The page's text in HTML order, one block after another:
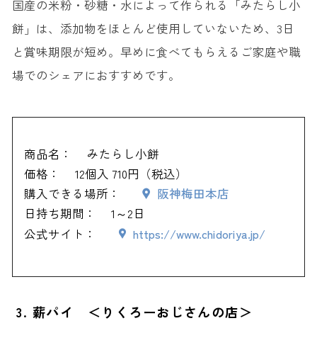
国産の米粉・砂糖・水によって作られる「みたらし小
餅」は、添加物をほとんど使用していないため、3日
と賞味期限が短め。早めに食べてもらえるご家庭や職
場でのシェアにおすすめです。
商品名：
みたらし小餅
価格：
12個入 710円（税込）
購入できる場所：
阪神梅田本店
日持ち期間：
1～2日
公式サイト：
https://www.chidoriya.jp/
3. 薪パイ ＜りくろーおじさんの店＞